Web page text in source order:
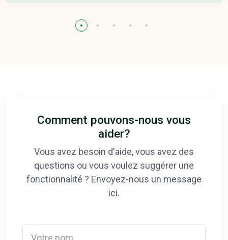
Comment pouvons-nous vous
aider?
Vous avez besoin d'aide, vous avez des
questions ou vous voulez suggérer une
fonctionnalité ? Envoyez-nous un message
ici.